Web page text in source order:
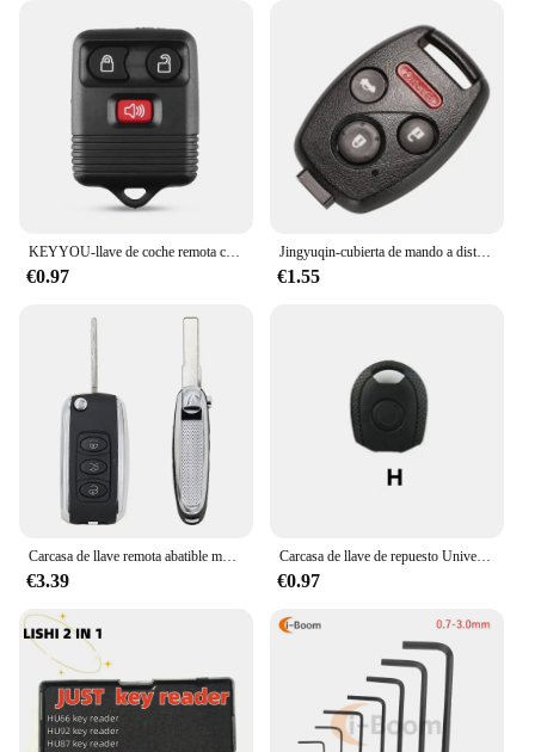
KEYYOU-llave de coche remota completa, 315MHz, para Ford Escape F 150 Explorer 2001 2002 2003 2004 2005 2006 2007, transmisor de 3 y 4 botones
€0.97
Jingyuqin-cubierta de mando a distancia para llave de coche, accesorio con almohadilla de goma para Honda Accord CRV Pilot Civic 2003 2007 2008 2009 2010 2011 2012 2013
€1.55
Carcasa de llave remota abatible modificada para Bentley Style, carcasa de llave remota plateada, 3 botones para V-W B5
€3.39
Carcasa de llave de repuesto Universal para VVDI, KD, Xhorse, llave en blanco, 10 unidades por lote
€0.97